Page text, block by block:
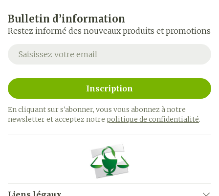
Bulletin d’information
Restez informé des nouveaux produits et promotions
Adresse mail
Inscription
En cliquant sur s'abonner, vous vous abonnez à notre
newsletter et acceptez notre politique de confidentialité.